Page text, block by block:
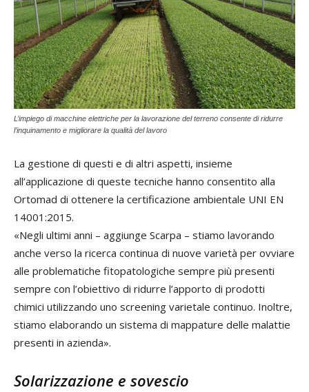
L’impiego di macchine elettriche per la lavorazione del terreno consente di ridurre
l’inquinamento e migliorare la qualità del lavoro
La gestione di questi e di altri aspetti, insieme
all’applicazione di queste tecniche hanno consentito alla
Ortomad di ottenere la certificazione ambientale UNI EN
14001:2015.
«Negli ultimi anni – aggiunge Scarpa – stiamo lavorando
anche verso la ricerca continua di nuove varietà per ovviare
alle problematiche fitopatologiche sempre più presenti
sempre con l’obiettivo di ridurre l’apporto di prodotti
chimici utilizzando uno screening varietale continuo. Inoltre,
stiamo elaborando un sistema di mappature delle malattie
presenti in azienda».
Solarizzazione e sovescio